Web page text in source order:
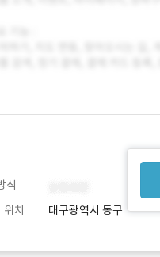
식
위치
대구광역시 동구